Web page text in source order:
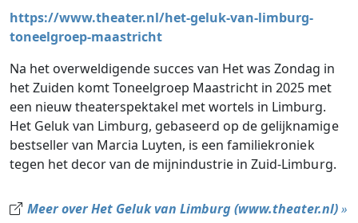
https://www.theater.nl/het-geluk-van-limburg-
toneelgroep-maastricht
Na het overweldigende succes van Het was Zondag in
het Zuiden komt Toneelgroep Maastricht in 2025 met
een nieuw theaterspektakel met wortels in Limburg.
Het Geluk van Limburg, gebaseerd op de gelijknamige
bestseller van Marcia Luyten, is een familiekroniek
tegen het decor van de mijnindustrie in Zuid-Limburg.
Meer over Het Geluk van Limburg (www.theater.nl)»